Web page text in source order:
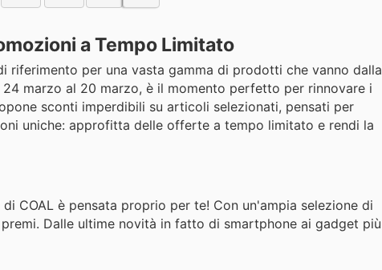
a Tempo Limitato
per una vasta gamma di prodotti che vanno dalla
marzo al 20 marzo, è il momento perfetto per rinnovare i
sconti imperdibili su articoli selezionati, pensati per
uniche: approfitta delle offerte a tempo limitato e rendi la
COAL è pensata proprio per te! Con un'ampia selezione di
Dalle ultime novità in fatto di smartphone ai gadget più